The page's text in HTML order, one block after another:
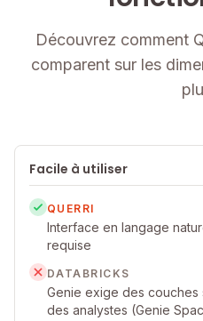
Découvrez comment
comparent sur les
Facile à utiliser
QUERRI
Interface en langage
requise
DATABRICKS
Genie exige des couches
des analystes (Genie